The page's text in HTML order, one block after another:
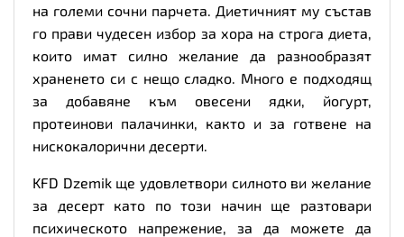
на големи сочни парчета. Диетичният му състав
го прави чудесен избор за хора на строга диета,
които имат силно желание да разнообразят
храненето си с нещо сладко. Много е подходящ
за добавяне към овесени ядки, йогурт,
протеинови палачинки, както и за готвене на
нискокалорични десерти.
KFD Dzemik ще удовлетвори силното ви желание
за десерт като по този начин ще разтовари
психическото напрежение, за да можете да